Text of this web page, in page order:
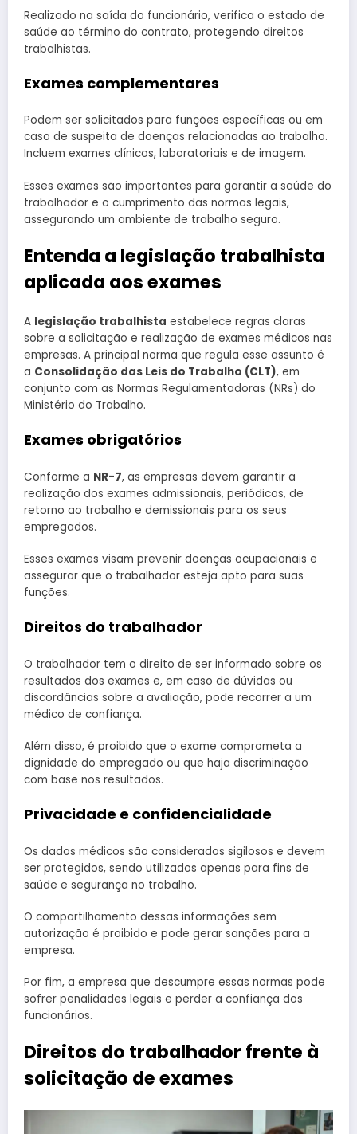
Realizado na saída do funcionário, verifica o estado de
saúde ao término do contrato, protegendo direitos
trabalhistas.
Exames complementares
Podem ser solicitados para funções específicas ou em
caso de suspeita de doenças relacionadas ao trabalho.
Incluem exames clínicos, laboratoriais e de imagem.
Esses exames são importantes para garantir a saúde do
trabalhador e o cumprimento das normas legais,
assegurando um ambiente de trabalho seguro.
Entenda a legislação trabalhista
aplicada aos exames
A legislação trabalhista estabelece regras claras
sobre a solicitação e realização de exames médicos nas
empresas. A principal norma que regula esse assunto é
a Consolidação das Leis do Trabalho (CLT), em
conjunto com as Normas Regulamentadoras (NRs) do
Ministério do Trabalho.
Exames obrigatórios
Conforme a NR-7, as empresas devem garantir a
realização dos exames admissionais, periódicos, de
retorno ao trabalho e demissionais para os seus
empregados.
Esses exames visam prevenir doenças ocupacionais e
assegurar que o trabalhador esteja apto para suas
funções.
Direitos do trabalhador
O trabalhador tem o direito de ser informado sobre os
resultados dos exames e, em caso de dúvidas ou
discordâncias sobre a avaliação, pode recorrer a um
médico de confiança.
Além disso, é proibido que o exame comprometa a
dignidade do empregado ou que haja discriminação
com base nos resultados.
Privacidade e confidencialidade
Os dados médicos são considerados sigilosos e devem
ser protegidos, sendo utilizados apenas para fins de
saúde e segurança no trabalho.
O compartilhamento dessas informações sem
autorização é proibido e pode gerar sanções para a
empresa.
Por fim, a empresa que descumpre essas normas pode
sofrer penalidades legais e perder a confiança dos
funcionários.
Direitos do trabalhador frente à
solicitação de exames